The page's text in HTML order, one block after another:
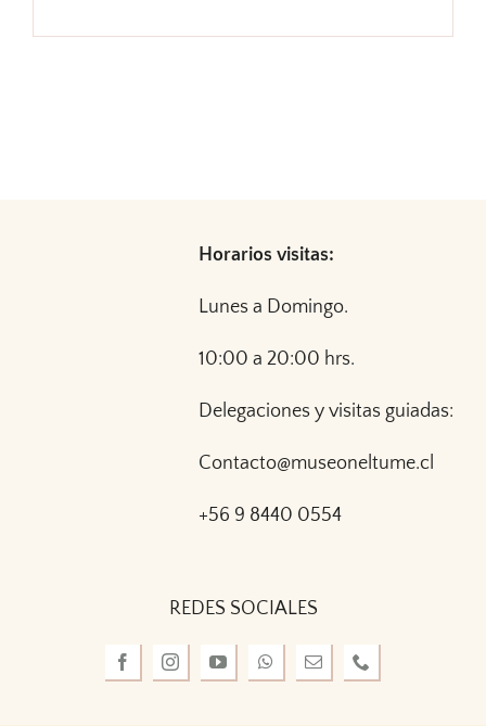
Horarios visitas:
Lunes a Domingo.
10:00 a 20:00 hrs.
Delegaciones y visitas guiadas:
Contacto@museoneltume.cl
+56 9 8440 0554
REDES SOCIALES